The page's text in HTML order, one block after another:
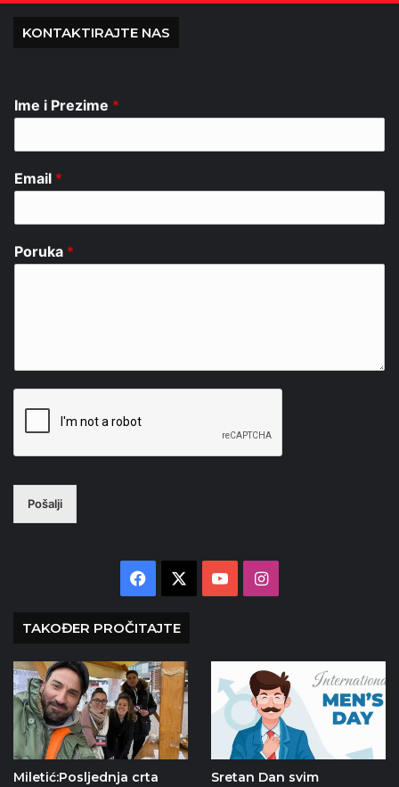
KONTAKTIRAJTE NAS
Ime i Prezime *
Email *
Poruka *
Pošalji
Facebook YouTubeInstagram
TAKOĐER PROČITAJTE
Miletić:Posljednja crta
Sretan Dan svim